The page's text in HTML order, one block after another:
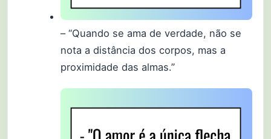
– “Quando se ama de verdade, não se
nota a distância dos corpos, mas a
proximidade das almas.”